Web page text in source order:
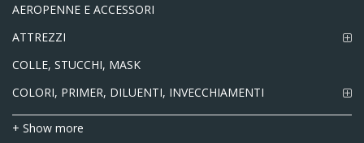
AEROPENNE E ACCESSORI
ATTREZZI
COLLE, STUCCHI, MASK
COLORI, PRIMER, DILUENTI, INVECCHIAMENTI
+ Show more